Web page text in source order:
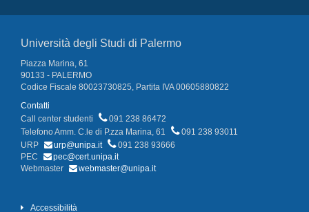
Università degli Studi di Palermo
Piazza Marina, 61
90133 - PALERMO
Codice Fiscale 80023730825, Partita IVA 00605880822
Contatti
Call center studenti
091 238 86472
Telefono Amm. C.le di P.zza Marina, 61
091 238 93011
URP
urp@unipa.it
091 238 93666
PEC
pec@cert.unipa.it
Webmaster
webmaster@unipa.it
Accessibilità